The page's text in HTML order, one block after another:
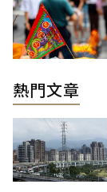
熱門文章